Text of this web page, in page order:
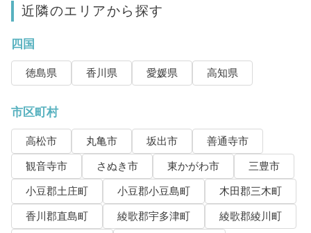
近隣のエリアから探す
四国
徳島県 香川県 愛媛県 高知県
市区町村
高松市 丸亀市 坂出市
善通寺市
観音寺市
さぬき市 東かがわ市
三豊市
小豆郡土庄町
小豆郡小豆島町
木田郡三木町
香川郡直島町
綾歌郡宇多津町
綾歌郡綾川町